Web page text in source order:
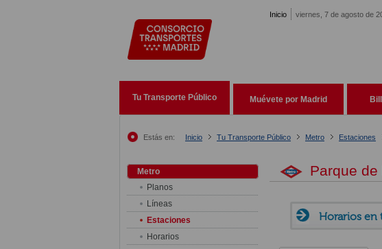
Inicio viernes, 7 de agosto de
Tu Transporte Público Muévete por Madrid
Estás en: Inicio Tu Transporte Público Metro Estaciones
Metro
Planos
Líneas
Estaciones
Horarios
Parque
Horarios en